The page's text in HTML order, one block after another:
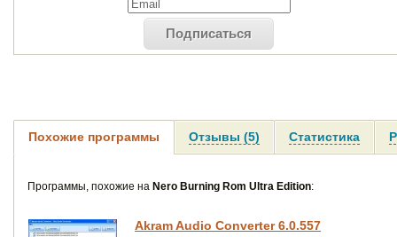
Подписаться
Похожие программы Отзывы (5) Статистика
Программы, похожие на Nero Burning Rom Ultra Edition:
Akram Audio Converter 6.0.557